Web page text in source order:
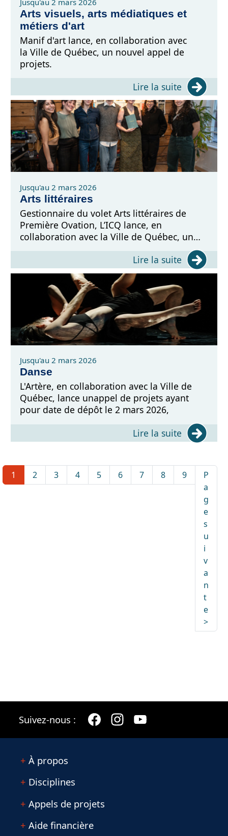
Arts visuels, arts médiatiques et
métiers d'art
Manif d'art lance, en collaboration avec
la Ville de Québec, un nouvel appel de
projets.
Lire la suite
Jusqu'au 2 mars 2026
Arts littéraires
Gestionnaire du volet Arts littéraires de
Première Ovation, L’ICQ lance, en
collaboration avec la Ville de Québec, un
programmes offerts par la mesure, en plus
de ceux offerts en continu.
Lire la suite
Jusqu'au 2 mars 2026
Danse
L'Artère, en collaboration avec la Ville de
Québec, lance unappel de projets ayant
pour date de dépôt le 2 mars 2026,
Lire la suite
1 2 3 4 5 6 7 8 9
P
a
g
e
s
u
i
v
a
n
t
e
>
Suivez-nous :
À propos
Disciplines
Appels de projets
Aide financière